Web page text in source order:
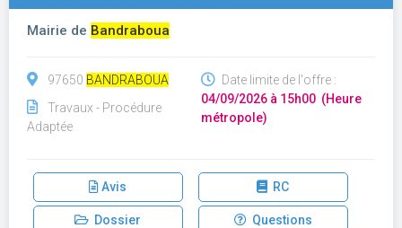
Mairie de Bandraboua
97650 BANDRABOUA
Travaux - Procédure
Adaptée
Date limite de l'offre :
04/09/2026 à 15h00 (Heure
métropole)
Avis RC
Dossier Questions